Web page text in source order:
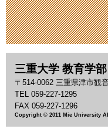
三重大学 教育学
〒514-0062 三重県津市観
TEL 059-227-1295
FAX 059-227-1296
Copyright © 2011 Mie University